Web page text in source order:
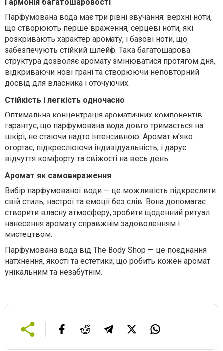
Гармонія багатошаровості
Парфумована вода має три рівні звучання: верхні ноти,
що створюють перше враження, серцеві ноти, які
розкривають характер аромату, і базові ноти, що
забезпечують стійкий шлейф. Така багатошарова
структура дозволяє аромату змінюватися протягом дня,
відкриваючи нові грані та створюючи неповторний
досвід для власника і оточуючих.
Стійкість і легкість одночасно
Оптимальна концентрація ароматичних компонентів
гарантує, що парфумована вода довго тримається на
шкірі, не стаючи надто інтенсивною. Аромат м’яко
огортає, підкреслюючи індивідуальність, і дарує
відчуття комфорту та свіжості на весь день.
Аромат як самовираження
Вибір парфумованої води — це можливість підкреслити
свій стиль, настрої та емоції без слів. Вона допомагає
створити власну атмосферу, зробити щоденний ритуал
нанесення аромату справжнім задоволенням і
мистецтвом.
Парфумована вода від The Body Shop — це поєднання
натхнення, якості та естетики, що робить кожен аромат
унікальним та незабутнім.